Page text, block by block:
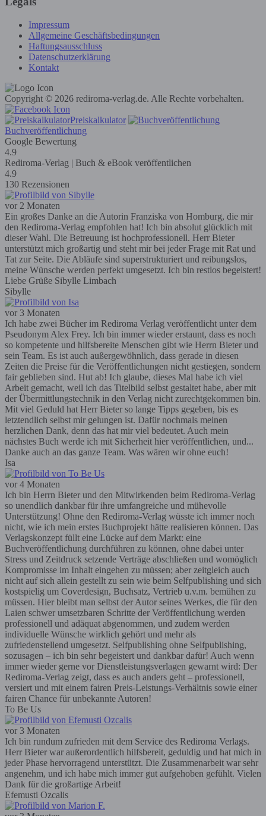
Impressum
Allgemeine Geschäftsbedingungen
Haftungsausschluss
Datenschutzerklärung
Kontakt
Copyright © 2026 rediroma-verlag.de. Alle Rechte vorbehalten.
Preiskalkulator
Buchveröffentlichung
Google Bewertung
4.9
Rediroma-Verlag | Buch & eBook veröffentlichen
4.9
130 Rezensionen
vor 2 Monaten
Ein großes Danke an die Autorin Franziska von Homburg, die mir
den Rediroma-Verlag empfohlen hat! Ich bin absolut glücklich mit
dieser Wahl. Die Betreuung ist hochprofessionell. Herr Bieter
unterstützt mich großartig und steht mir bei jeder Frage mit Rat und
Tat zur Seite. Die Abläufe sind superstrukturiert und reibungslos,
meine Wünsche werden perfekt umgesetzt. Ich bin restlos begeistert!
Liebe Grüße Sibylle Limbach
Sibylle
vor 3 Monaten
Ich habe zwei Bücher im Rediroma Verlag veröffentlicht unter dem
Pseudonym Alex Frey. Ich bin immer wieder erstaunt, dass es noch
so kompetente und hilfsbereite Menschen gibt wie Herrn Bieter und
sein Team. Es ist auch außergewöhnlich, dass gerade in diesen
Zeiten die Preise für die Veröffentlichungen nicht gestiegen, sondern
fair geblieben sind. Hut ab! Ich glaube, dieses Mal habe ich viel
Arbeit gemacht, weil ich das Titelbild selbst gestaltet habe, aber mit
der Übermittlungstechnik in den Verlag nicht zurechtgekommen bin.
Mit viel Geduld hat Herr Bieter so lange Tipps gegeben, bis es
letztendlich selbst mir gelungen ist. Dafür nochmals meinen
herzlichen Dank, denn das hat mir viel bedeutet. Auch mein
nächstes Buch werde ich mit Sicherheit hier veröffentlichen, und...
Danke auch an das ganze Team. Was wären wir ohne euch!
Isa
vor 4 Monaten
Ich bin Herrn Bieter und den Mitwirkenden beim Rediroma-Verlag
so unendlich dankbar für ihre umfangreiche und mühevolle
Unterstützung! Ohne den Rediroma-Verlag wüsste ich immer noch
nicht, wie ich mein erstes Buchprojekt hätte realisieren können. Das
Verlagskonzept füllt eine Lücke auf dem Markt: eine
Buchveröffentlichung durchführen zu können, ohne dabei unter
Stress und Zeitdruck setzende Verträge abschließen und womöglich
Kompromisse im Inhalt eingehen zu müssen; aber zeitgleich auch
nicht auf sich allein gestellt zu sein wie beim Selfpublishing und sich
kostspielig um Coverdesign, Buchsatz, Vertrieb u.v.m. bemühen zu
müssen. Hier bleibt man selbst der Autor seines Werkes, die für den
Laien schwer umsetzbaren Schritte der Veröffentlichung werden
professionell und adäquat abgenommen, und zudem werden
individuelle Wünsche wirklich gehört und mehr als
zufriedenstellend umgesetzt. Selfpublishing ohne Selfpublishing,
sozusagen – ich bin sehr begeistert und dankbar dafür! Auch wenn
immer wieder gerne vor Dienstleistungsverlagen gewarnt wird: Der
Rediroma-Verlag zeigt, dass es auch anders geht – professionell,
versiert und mit einem fairen Preis-Leistungs-Verhältnis sowie einer
fairen Chance für unbekannte Autoren!
To Be Us
vor 3 Monaten
Ich bin rundum zufrieden mit dem Service des Rediroma Verlags.
Herr Bieter war außerordentlich hilfsbereit, geduldig und hat mich in
jeder Phase hervorragend unterstützt. Die Zusammenarbeit war sehr
angenehm, und ich habe mich immer gut aufgehoben gefühlt. Vielen
Dank für die großartige Arbeit!
Efemusti Ozcalis